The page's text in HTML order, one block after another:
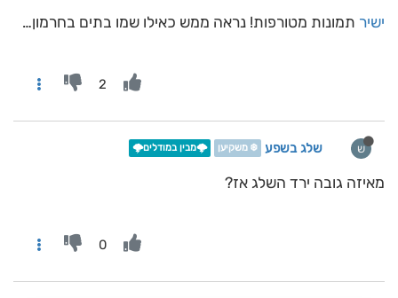
ישיר תמונות מטורפות! נראה ממש כאילו שמו בתים בחרמון…
2
ש שלג בשפע ❄️ משקיען 🌩️מבין במודלים🌩️
מאיזה גובה ירד השלג אז?
0